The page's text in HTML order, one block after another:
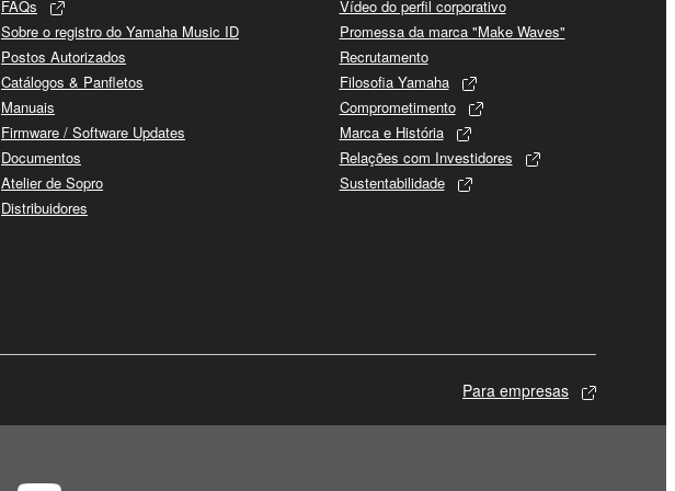
FAQs
Sobre o registro do Yamaha Music ID
Postos Autorizados
Catálogos & Panfletos
Manuais
Firmware / Software Updates
Documentos
Atelier de Sopro
Distribuidores
Vídeo do perfil corporativo
Promessa da marca "Make Waves"
Recrutamento
Filosofia Yamaha
Comprometimento
Marca e História
Relações com Investidores
Sustentabilidade
Para empresas